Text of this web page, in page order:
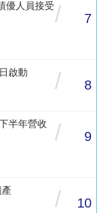
優人員接受/ 7
啟動
/ 8
半年營收
/ 9
/ 10